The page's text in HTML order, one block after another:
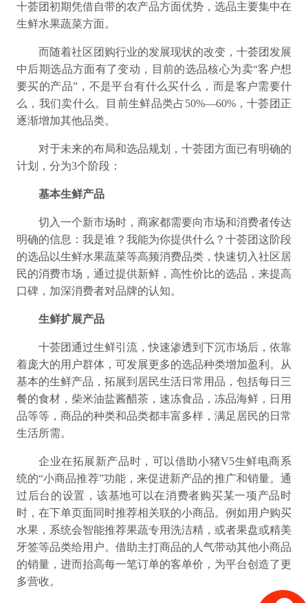
十荟团初期凭借自带的农产品方面优势，选品主要集中在
生鲜水果蔬菜方面。
而随着社区团购行业的发展现状的改变，十荟团发展
中后期选品方面有了变动，目前的选品核心为卖“客户想
要买的产品”，不是平台有什么买什么，而是客户需要什
么，我们卖什么。目前生鲜品类占50%—60%，十荟团正
逐渐增加其他品类。
对于未来的布局和选品规划，十荟团方面已有明确的
计划，分为3个阶段：
基本生鲜产品
切入一个新市场时，商家都需要向市场和消费者传达
明确的信息：我是谁？我能为你提供什么？十荟团这阶段
的选品以生鲜水果蔬菜等高频消费品类，快速切入社区居
民的消费市场，通过提供新鲜，高性价比的选品，来提高
口碑，加深消费者对品牌的认知。
生鲜扩展产品
十荟团通过生鲜引流，快速渗透到下沉市场后，依靠
着庞大的用户群体，可发展更多的选品种类增加盈利。从
基本的生鲜产品，拓展到居民生活日常用品，包括每日三
餐的食材，柴米油盐酱醋茶，速冻食品，冻品海鲜，日用
品等等，商品的种类和品类都丰富多样，满足居民的日常
生活所需。
企业在拓展新产品时，可以借助小猪V5生鲜电商系
统的“小商品推荐”功能，来促进新产品的推广和销量。 通
过后台的设置，该基地可以在消费者购买某一项产品时
时，在下单页面同时推荐相关联的小商品。 例如用户购买
水果，系统会智能推荐果蔬专用洗洁精，或者果盘或精美
牙签等品类给用户。 借助主打商品的人气带动其他小商品
的销量，进而抬高每一笔订单的客单价，为平台创造了更
多营收。